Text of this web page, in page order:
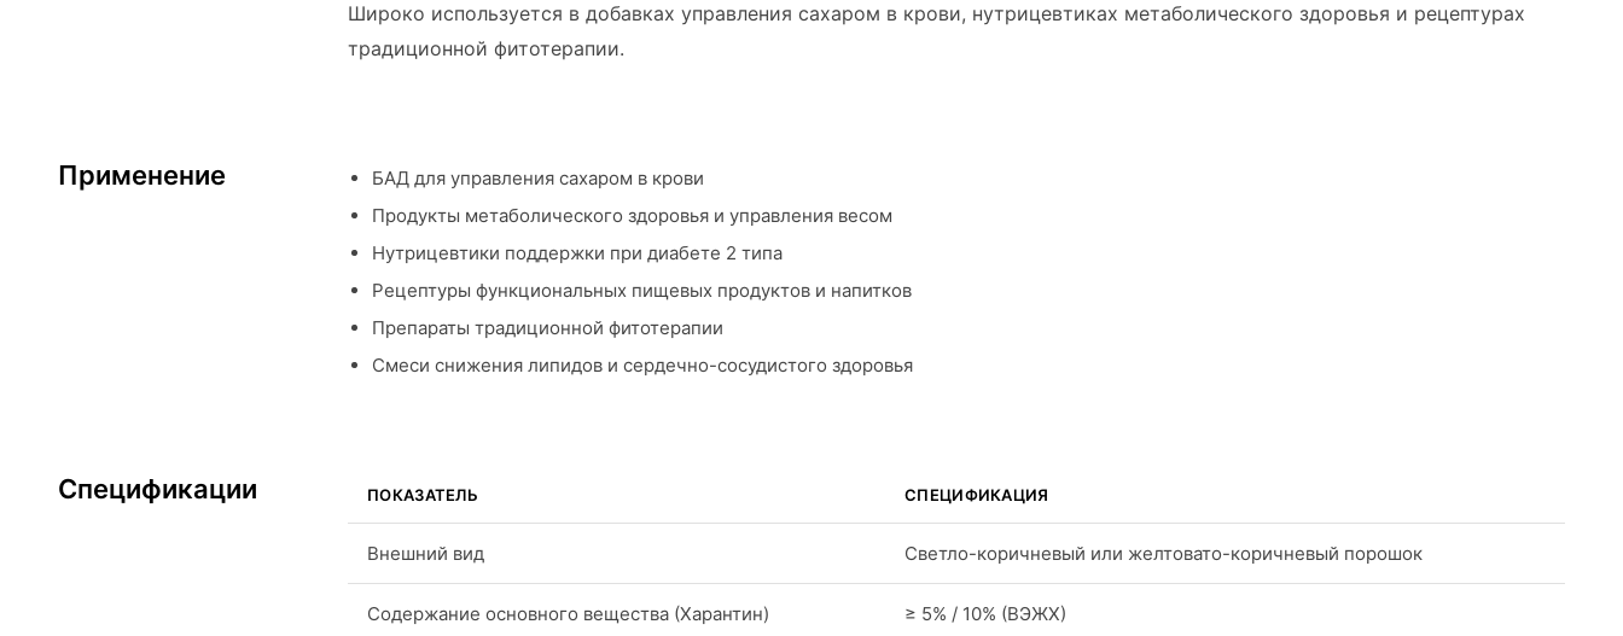
Широко используется в добавках управления сахаром в крови, нутрицевтиках метаболического здоровья и рецептурах
традиционной фитотерапии.
Применение
БАД для управления сахаром в крови
Продукты метаболического здоровья и управления весом
Нутрицевтики поддержки при диабете 2 типа
Рецептуры функциональных пищевых продуктов и напитков
Препараты традиционной фитотерапии
Смеси снижения липидов и сердечно-сосудистого здоровья
Спецификации ПОКАЗАТЕЛЬ СПЕЦИФИКАЦИЯ
Внешний вид Светло-коричневый или желтовато-коричневый порошок
Содержание основного вещества (Харантин) ≥ 5% / 10% (ВЭЖХ)